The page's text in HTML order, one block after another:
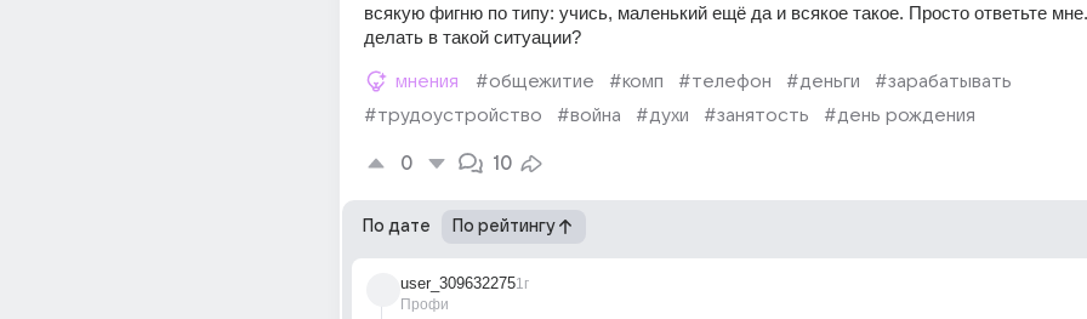
всякую фигню по типу: учись, маленький ещё да и всякое такое. Просто ответьте
делать в такой ситуации?
мнения #общежитие #комп #телефон #деньги
#зарабатывать
#трудоустройство
#война #духи #занятость #день рождения
0 10
По дате По рейтингу
user_309632275
Профи
1г